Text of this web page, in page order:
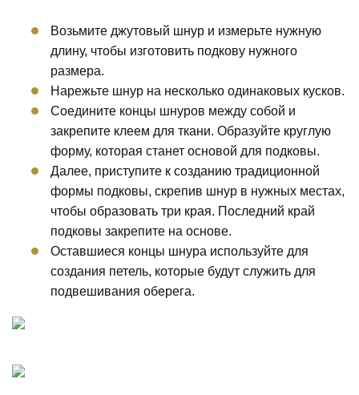
Возьмите джутовый шнур и измерьте нужную
длину, чтобы изготовить подкову нужного
размера.
Нарежьте шнур на несколько одинаковых кусков.
Соедините концы шнуров между собой и
закрепите клеем для ткани. Образуйте круглую
форму, которая станет основой для подковы.
Далее, приступите к созданию традиционной
формы подковы, скрепив шнур в нужных местах,
чтобы образовать три края. Последний край
подковы закрепите на основе.
Оставшиеся концы шнура используйте для
создания петель, которые будут служить для
подвешивания оберега.